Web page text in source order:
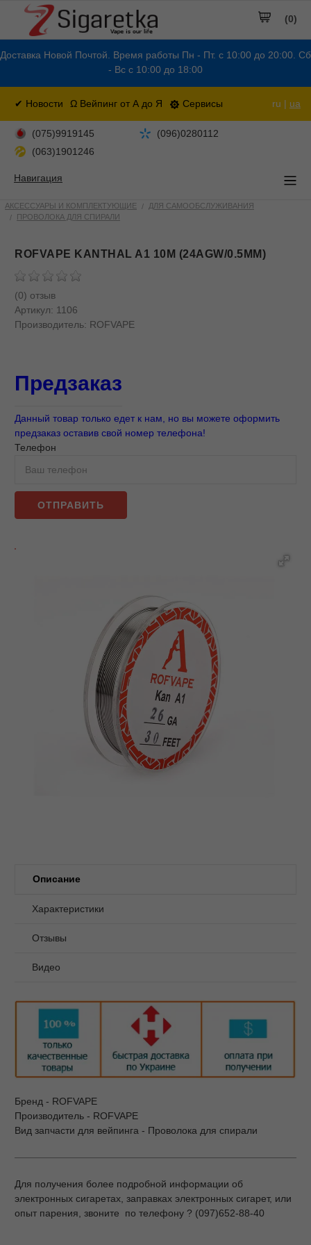
Доставка Новой Почтой. Время работы Пн - Пт. с 10:00 до 20:00. Сб
- Вс с 10:00 до 18:00
✔ Новости Ω Вейпинг от А до Я Сервисы ru | ua
(0)
(075)9919145
(096)0280112
(063)1901246
Навигация
АКСЕССУАРЫ И КОМПЛЕКТУЮЩИЕ
ДЛЯ САМООБСЛУЖИВАНИЯ
ПРОВОЛОКА ДЛЯ СПИРАЛИ
ROFVAPE KANTHAL A1 10M (24AGW/0.5MM)
(0) отзыв
Артикул: 1106
Производитель: ROFVAPE
Предзаказ
Данный товар только едет к нам, но вы можете оформить
предзаказ оставив свой номер телефона!
Телефон
ОТПРАВИТЬ
Описание
Характеристики
Отзывы
Видео
Бренд - ROFVAPE
Производитель - ROFVAPE
Вид запчасти для вейпинга - Проволока для спирали
Для получения более подробной информации об
электронных сигаретах, заправках электронных сигарет, или
опыт парения, звоните по телефону ? (097)652-88-40